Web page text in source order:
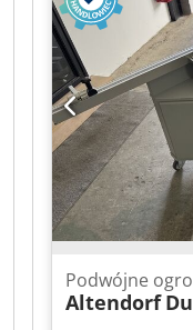
Podwójne
Altendorf